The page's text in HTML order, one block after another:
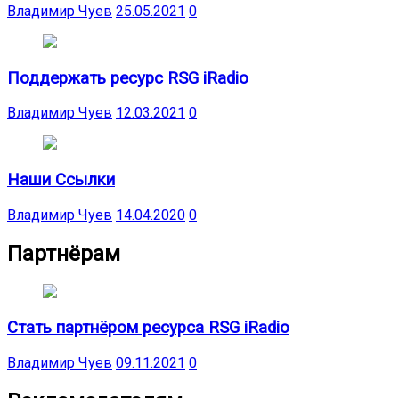
Владимир Чуев 25.05.2021 0
Поддержать ресурс RSG iRadio
Владимир Чуев 12.03.2021 0
Наши Ссылки
Владимир Чуев 14.04.2020 0
Партнёрам
Стать партнёром ресурса RSG iRadio
Владимир Чуев 09.11.2021 0